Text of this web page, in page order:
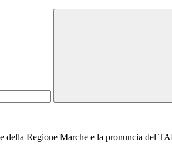
Regione Marche e la pronuncia del